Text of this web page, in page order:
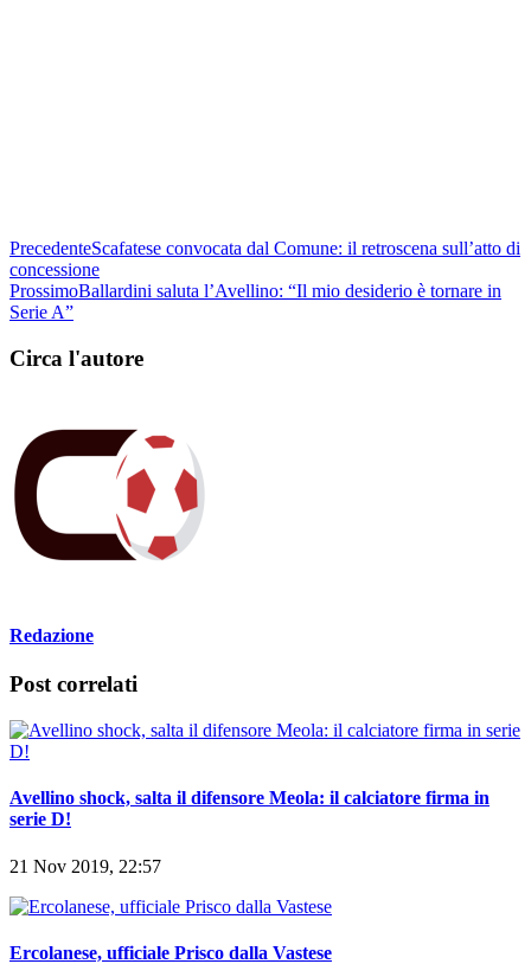
PrecedenteScafatese convocata dal Comune: il retroscena sull’atto di
concessione
ProssimoBallardini saluta l’Avellino: “Il mio desiderio è tornare in
Serie A”
Circa l'autore
Redazione
Post correlati
Avellino shock, salta il difensore Meola: il calciatore firma in
serie D!
21 Nov 2019, 22:57
Ercolanese, ufficiale Prisco dalla Vastese